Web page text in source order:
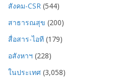
สังคม-CSR (544)
สาธารณสุข (200)
สื่อสาร-ไอที (179)
อสังหาฯ (228)
ในประเทศ (3,058)